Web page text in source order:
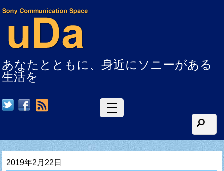
あなたとともに、身近にソニーがある
生活を
2019年2月22日